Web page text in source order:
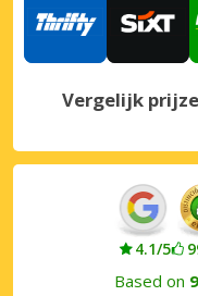
Vergelijk
4.1/5
Based on